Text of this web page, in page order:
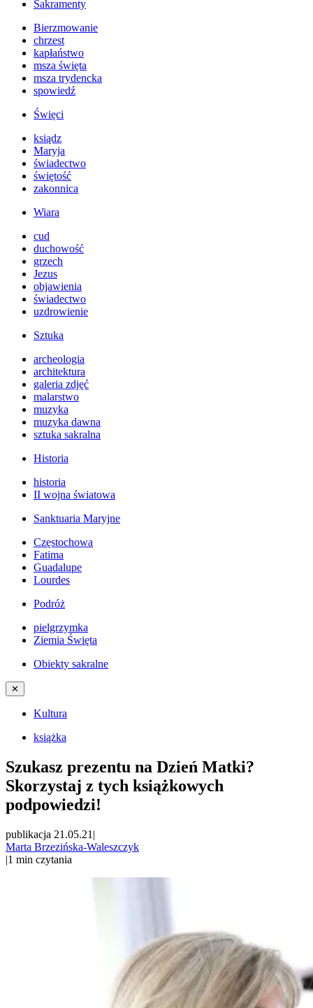
Sakramenty
Bierzmowanie
chrzest
kapłaństwo
msza święta
msza trydencka
spowiedź
Święci
ksiądz
Maryja
świadectwo
świętość
zakonnica
Wiara
cud
duchowość
grzech
Jezus
objawienia
świadectwo
uzdrowienie
Sztuka
archeologia
architektura
galeria zdjęć
malarstwo
muzyka
muzyka dawna
sztuka sakralna
Historia
historia
II wojna światowa
Sanktuaria Maryjne
Częstochowa
Fatima
Guadalupe
Lourdes
Podróż
pielgrzymka
Ziemia Święta
Obiekty sakralne
✕
Kultura
książka
Szukasz prezentu na Dzień Matki?
Skorzystaj z tych książkowych
podpowiedzi!
publikacja 21.05.21 |
Marta Brzezińska-Waleszczyk
|1 min czytania